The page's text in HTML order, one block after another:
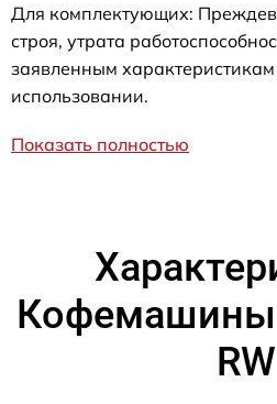
Для комплектующих:
строя, утрата
заявленным
использовании.
Показать полностью
Кофемашины
RW